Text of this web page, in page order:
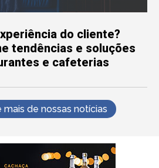
do cliente?
tendências e soluções
e cafeterias
de nossas notícias